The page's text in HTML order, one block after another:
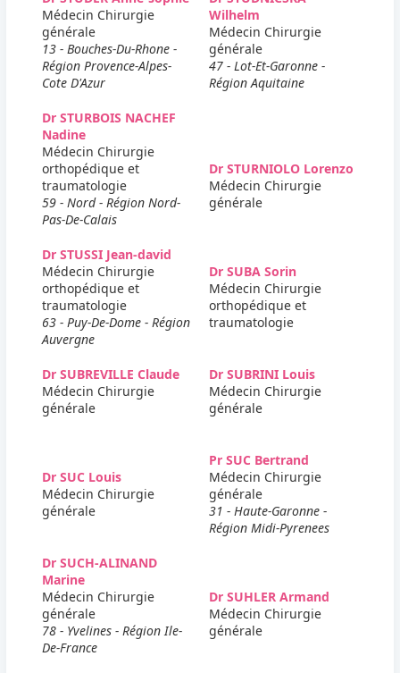
Médecin Chirurgie
générale
13 - Bouches-Du-Rhone -
Région Provence-Alpes-
Cote D'Azur
Wilhelm
Médecin Chirurgie
générale
47 - Lot-Et-Garonne -
Région Aquitaine
Dr STURBOIS NACHEF
Nadine
Médecin Chirurgie
orthopédique et
traumatologie
59 - Nord - Région Nord-
Pas-De-Calais
Dr STURNIOLO Lorenzo
Médecin Chirurgie
générale
Dr STUSSI Jean-david
Médecin Chirurgie
orthopédique et
traumatologie
63 - Puy-De-Dome - Région
Auvergne
Dr SUBA Sorin
Médecin Chirurgie
orthopédique et
traumatologie
Dr SUBREVILLE Claude
Médecin Chirurgie
générale
Dr SUBRINI Louis
Médecin Chirurgie
générale
Dr SUC Louis
Médecin Chirurgie
générale
Pr SUC Bertrand
Médecin Chirurgie
générale
31 - Haute-Garonne -
Région Midi-Pyrenees
Dr SUCH-ALINAND
Marine
Médecin Chirurgie
générale
78 - Yvelines - Région Ile-
De-France
Dr SUHLER Armand
Médecin Chirurgie
générale